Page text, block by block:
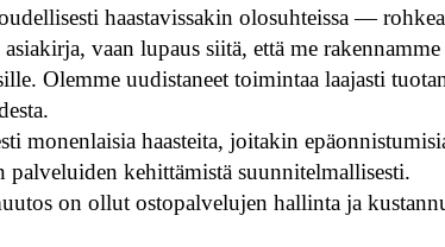
haastavissakin olosuhteissa —
vaan lupaus siitä, että me
Olemme uudistaneet toimintaa laajasti
monenlaisia haasteita, joitakin
palveluiden kehittämistä suunnitelmallisesti.
on ollut ostopalvelujen hallinta ja